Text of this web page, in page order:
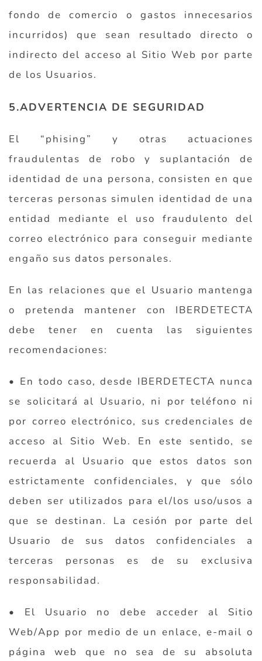
fondo de comercio o gastos innecesarios
incurridos) que sean resultado directo o
indirecto del acceso al Sitio Web por parte
de los Usuarios.
5.ADVERTENCIA DE SEGURIDAD
El “phising” y otras actuaciones
fraudulentas de robo y suplantación de
identidad de una persona, consisten en que
terceras personas simulen identidad de una
entidad mediante el uso fraudulento del
correo electrónico para conseguir mediante
engaño sus datos personales.
En las relaciones que el Usuario mantenga
o pretenda mantener con IBERDETECTA
debe tener en cuenta las siguientes
recomendaciones:
• En todo caso, desde IBERDETECTA nunca
se solicitará al Usuario, ni por teléfono ni
por correo electrónico, sus credenciales de
acceso al Sitio Web. En este sentido, se
recuerda al Usuario que estos datos son
estrictamente confidenciales, y que sólo
deben ser utilizados para el/los uso/usos a
que se destinan. La cesión por parte del
Usuario de sus datos confidenciales a
terceras personas es de su exclusiva
responsabilidad.
• El Usuario no debe acceder al Sitio
Web/App por medio de un enlace, e-mail o
página web que no sea de su absoluta